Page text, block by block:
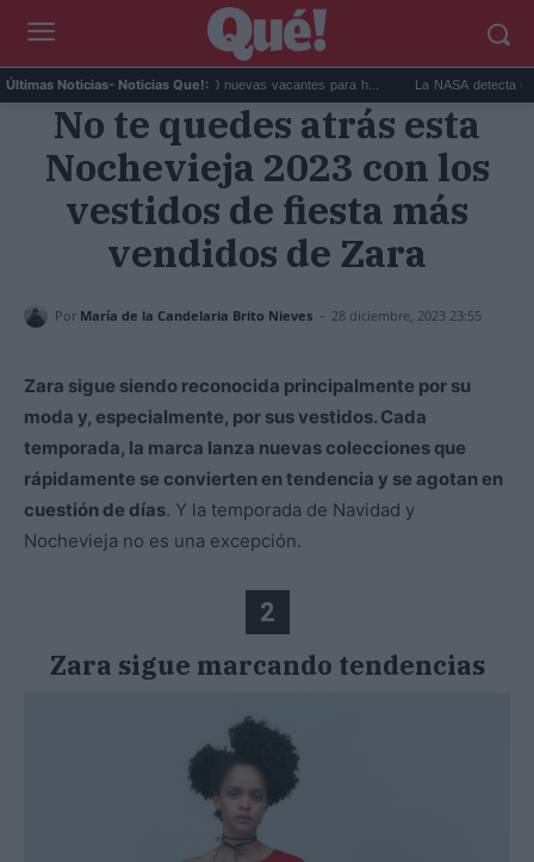
Últimas Noticias- Noticias Que!:
Trabajar en Noruega: 13.000 nuevas vacantes para h... La NASA detecta una
No te quedes atrás esta
Nochevieja 2023 con los
vestidos de fiesta más
vendidos de Zara
Por María de la Candelaria Brito Nieves - 28 diciembre, 2023 23:55
Zara sigue siendo reconocida principalmente por su
moda y, especialmente, por sus vestidos. Cada
temporada, la marca lanza nuevas colecciones que
rápidamente se convierten en tendencia y se agotan en
cuestión de días. Y la temporada de Navidad y
Nochevieja no es una excepción.
2
Zara sigue marcando tendencias